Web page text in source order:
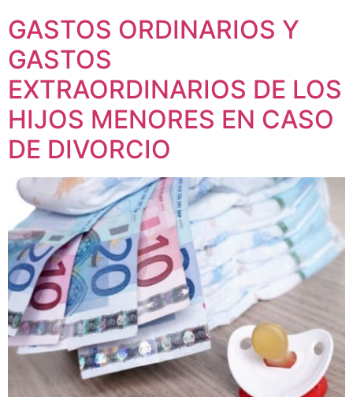
GASTOS ORDINARIOS Y
GASTOS
EXTRAORDINARIOS DE LOS
HIJOS MENORES EN CASO
DE DIVORCIO